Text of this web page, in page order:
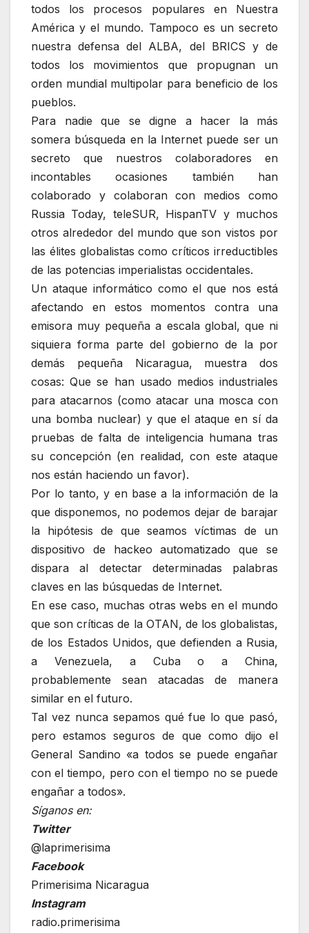
todos los procesos populares en Nuestra
América y el mundo. Tampoco es un secreto
nuestra defensa del ALBA, del BRICS y de
todos los movimientos que propugnan un
orden mundial multipolar para beneficio de los
pueblos.
Para nadie que se digne a hacer la más
somera búsqueda en la Internet puede ser un
secreto que nuestros colaboradores en
incontables ocasiones también han
colaborado y colaboran con medios como
Russia Today, teleSUR, HispanTV y muchos
otros alrededor del mundo que son vistos por
las élites globalistas como críticos irreductibles
de las potencias imperialistas occidentales.
Un ataque informático como el que nos está
afectando en estos momentos contra una
emisora muy pequeña a escala global, que ni
siquiera forma parte del gobierno de la por
demás pequeña Nicaragua, muestra dos
cosas: Que se han usado medios industriales
para atacarnos (como atacar una mosca con
una bomba nuclear) y que el ataque en sí da
pruebas de falta de inteligencia humana tras
su concepción (en realidad, con este ataque
nos están haciendo un favor).
Por lo tanto, y en base a la información de la
que disponemos, no podemos dejar de barajar
la hipótesis de que seamos víctimas de un
dispositivo de hackeo automatizado que se
dispara al detectar determinadas palabras
claves en las búsquedas de Internet.
En ese caso, muchas otras webs en el mundo
que son críticas de la OTAN, de los globalistas,
de los Estados Unidos, que defienden a Rusia,
a Venezuela, a Cuba o a China,
probablemente sean atacadas de manera
similar en el futuro.
Tal vez nunca sepamos qué fue lo que pasó,
pero estamos seguros de que como dijo el
General Sandino «a todos se puede engañar
con el tiempo, pero con el tiempo no se puede
engañar a todos».
Síganos en:
Twitter
@laprimerisima
Facebook
Primerisima Nicaragua
Instagram
radio.primerisima